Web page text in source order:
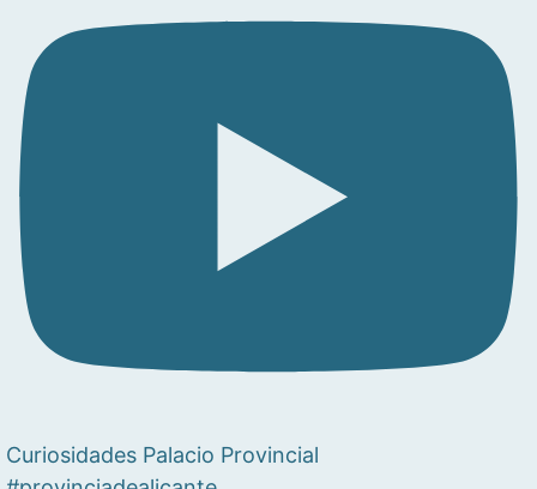
Curiosidades Palacio Provincial